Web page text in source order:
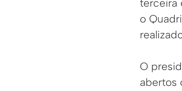
terceira
o
O
abertos